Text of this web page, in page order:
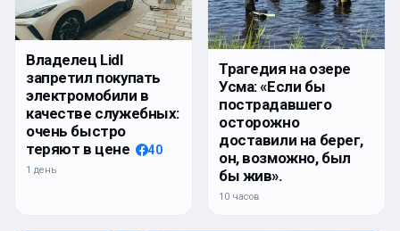
Владелец Lidl
запретил покупать
электромобили в
качестве служебных:
очень быстро
теряют в цене
40
1 день
Трагедия на озере
Усма: «Если бы
пострадавшего
осторожно
доставили на берег,
он, возможно, был
бы жив».
10 часов